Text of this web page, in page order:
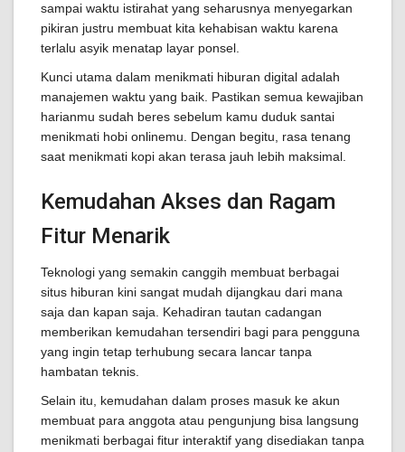
sampai waktu istirahat yang seharusnya menyegarkan
pikiran justru membuat kita kehabisan waktu karena
terlalu asyik menatap layar ponsel.
Kunci utama dalam menikmati hiburan digital adalah
manajemen waktu yang baik. Pastikan semua kewajiban
harianmu sudah beres sebelum kamu duduk santai
menikmati hobi onlinemu. Dengan begitu, rasa tenang
saat menikmati kopi akan terasa jauh lebih maksimal.
Kemudahan Akses dan Ragam
Fitur Menarik
Teknologi yang semakin canggih membuat berbagai
situs hiburan kini sangat mudah dijangkau dari mana
saja dan kapan saja. Kehadiran tautan cadangan
memberikan kemudahan tersendiri bagi para pengguna
yang ingin tetap terhubung secara lancar tanpa
hambatan teknis.
Selain itu, kemudahan dalam proses masuk ke akun
membuat para anggota atau pengunjung bisa langsung
menikmati berbagai fitur interaktif yang disediakan tanpa